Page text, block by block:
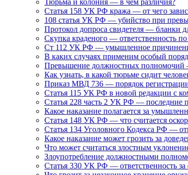
Тюрьма и колония — в чем различия?
Статья 158 УК РФ кража — от чего
108 статья УК РФ — убийство при
Протокол допроса свидетеля — бланки
Скупка краденого — ответственность
Ст 112 УК РФ — умышленное
В каких случаях применим особый
Превышение должностных полномочий
Как узнать, в какой тюрьме сидит
Приказ МВД 736 — порядок
Статья 115 УК РФ в новой редакции с
Статья 228 часть 2 УК РФ — последние
Какое наказание полагается за
Статья 148 УК РФ — что считается
Статья 134 Уголовного Кодекса РФ —
Какое наказание может грозить за
Что может считаться злостным
Злоупотребление должностными
Статья 330 УК РФ — ответственность за